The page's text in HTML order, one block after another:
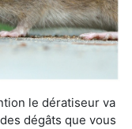
le dératiseur va
dégâts que vous